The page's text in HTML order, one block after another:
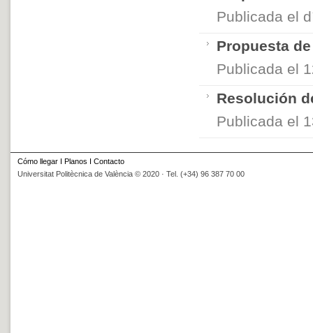
Publicada el
Propuesta
Publicada el
Resolución
Publicada el
Cómo llegar I Planos I Contacto
Universitat Politècnica de València © 2020 · Tel. (+34) 96 387 70 00